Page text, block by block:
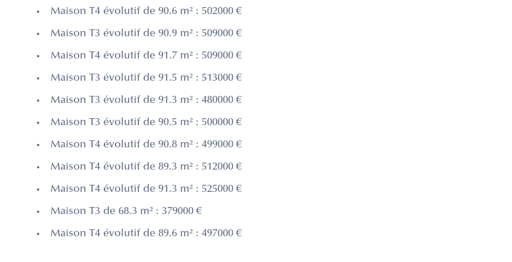
Maison T4 évolutif de 90.6 m² : 502000 €
Maison T3 évolutif de 90.9 m² : 509000 €
Maison T4 évolutif de 91.7 m² : 509000 €
Maison T3 évolutif de 91.5 m² : 513000 €
Maison T3 évolutif de 91.3 m² : 480000 €
Maison T3 évolutif de 90.5 m² : 500000 €
Maison T4 évolutif de 90.8 m² : 499000 €
Maison T4 évolutif de 89.3 m² : 512000 €
Maison T4 évolutif de 91.3 m² : 525000 €
Maison T3 de 68.3 m² : 379000 €
Maison T4 évolutif de 89.6 m² : 497000 €